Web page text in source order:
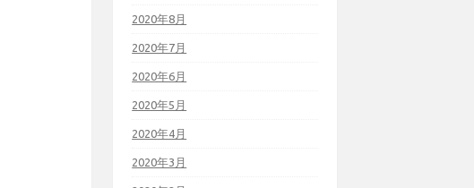
2020年8月
2020年7月
2020年6月
2020年5月
2020年4月
2020年3月